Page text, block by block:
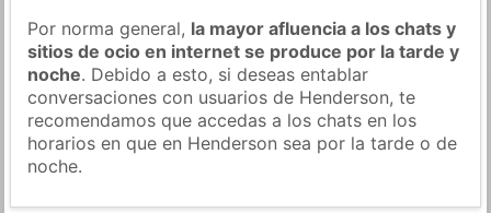
Por norma general, la mayor afluencia a los chats y
sitios de ocio en internet se produce por la tarde y
noche. Debido a esto, si deseas entablar
conversaciones con usuarios de Henderson, te
recomendamos que accedas a los chats en los
horarios en que en Henderson sea por la tarde o de
noche.